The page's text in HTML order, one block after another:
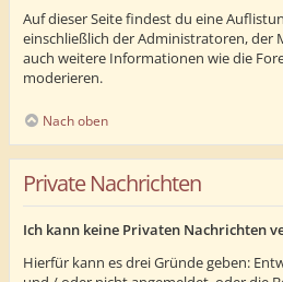
Auf dieser Seite findest du eine
einschließlich der Administratoren, der
auch weitere Informationen wie die
moderieren.
Nach oben
Private Nachrichten
Ich kann keine Privaten Nachrichten
Hierfür kann es drei Gründe geben: